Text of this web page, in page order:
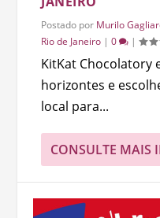
Postado por Murilo
Rio de Janeiro |0 |
KitKat Chocolatory
horizontes e
local para...
CONSULTE MAIS